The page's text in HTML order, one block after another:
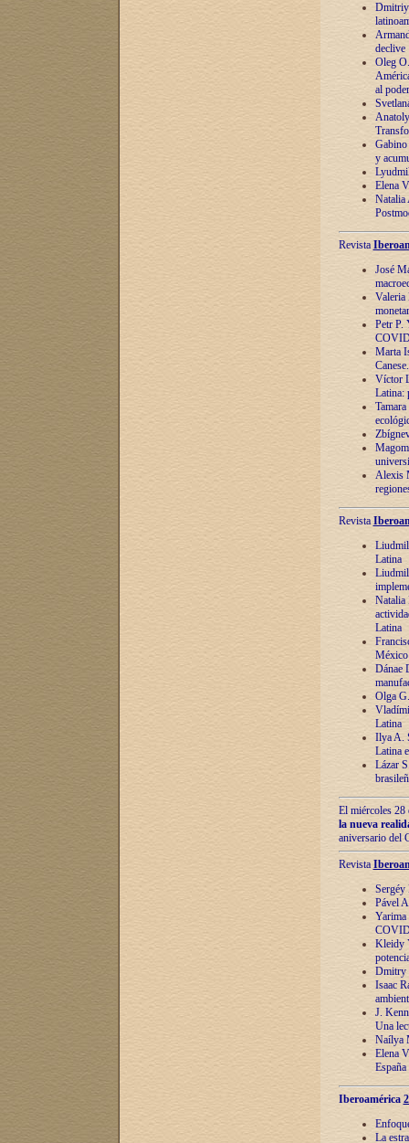
Dmitriy
declive
Oleg
al poder
y
Elena
Natalia
Revista
José
Valeria
Petr P.
Marta
Víctor
Latina:
Alexis
Revista
Latina
Natalia
Latina
México
Dánae
Olga
Latina
Ilya A.
Latina
Lázar
El miércoles 28
la nueva
aniversario del
Revista
Sergéy
Pável
Yarima
Kleidy
Dmitry
Isaac
J.
Una
Naílya
Elena
España
Iberoamérica
La